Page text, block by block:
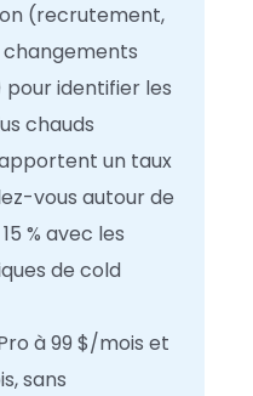
(recrutement,
changements
identifier les
chauds
un taux
vous autour de
% avec les
de cold
à 99 $/mois et
sans